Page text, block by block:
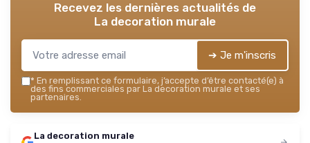
Recevez les dernières actualités de
La decoration murale
➔ Je m'inscris
* En remplissant ce formulaire, j’accepte d’être contacté(e) à
des fins commerciales par La decoration murale et ses
partenaires.
La decoration murale